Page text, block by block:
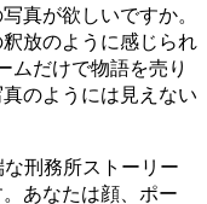
真が欲しいですか。
放のように感じられ
ムだけで物語を売り
のようには見えない
刑務所ストーリー
あなたは顔、ポー